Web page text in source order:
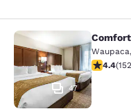
Comfort
47
Waupaca,
4.4(